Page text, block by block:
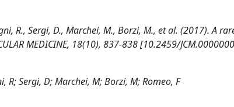
R., Sergi, D., Marchei, M., Borzi, M., et al. (2017). A
MEDICINE, 18(10), 837-838 [10.2459/
R; Sergi, D; Marchei, M; Borzi, M; Romeo, F